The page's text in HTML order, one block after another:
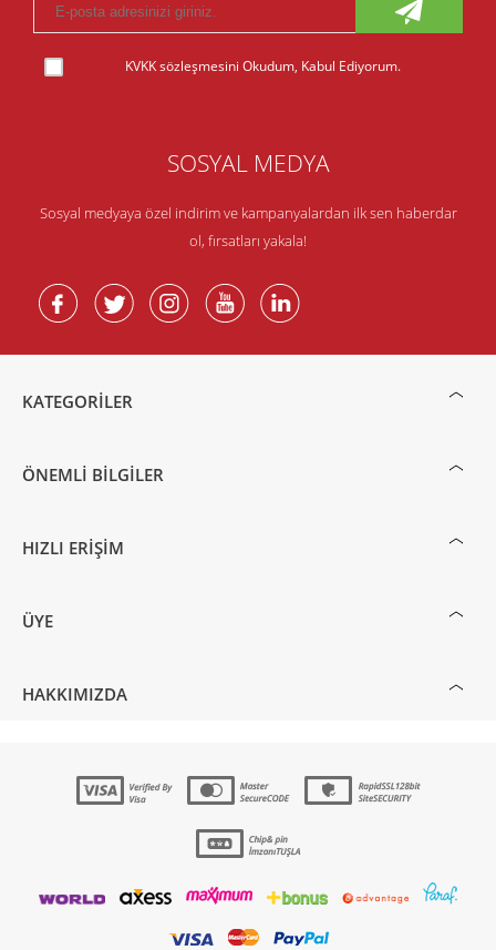
KVKK sözleşmesini Okudum, Kabul Ediyorum.
SOSYAL MEDYA
Sosyal medyaya özel indirim ve kampanyalardan ilk sen haberdar
ol, fırsatları yakala!
KATEGORILER
ÖNEMLI BILGILER
HIZLI ERIŞIM
ÜYE
HAKKIMIZDA